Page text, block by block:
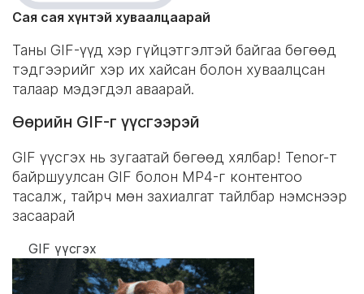
Сая сая хүнтэй хуваалцаарай
Таны GIF-үүд хэр гүйцэтгэлтэй байгаа бөгөөд
тэдгээрийг хэр их хайсан болон хуваалцсан
талаар мэдэгдэл аваарай.
Өөрийн GIF-г үүсгээрэй
GIF үүсгэх нь зугаатай бөгөөд хялбар! Tenor-т
байршуулсан GIF болон MP4-г контентоо
тасалж, тайрч мөн захиалгат тайлбар нэмснээр
засаарай
GIF үүсгэх